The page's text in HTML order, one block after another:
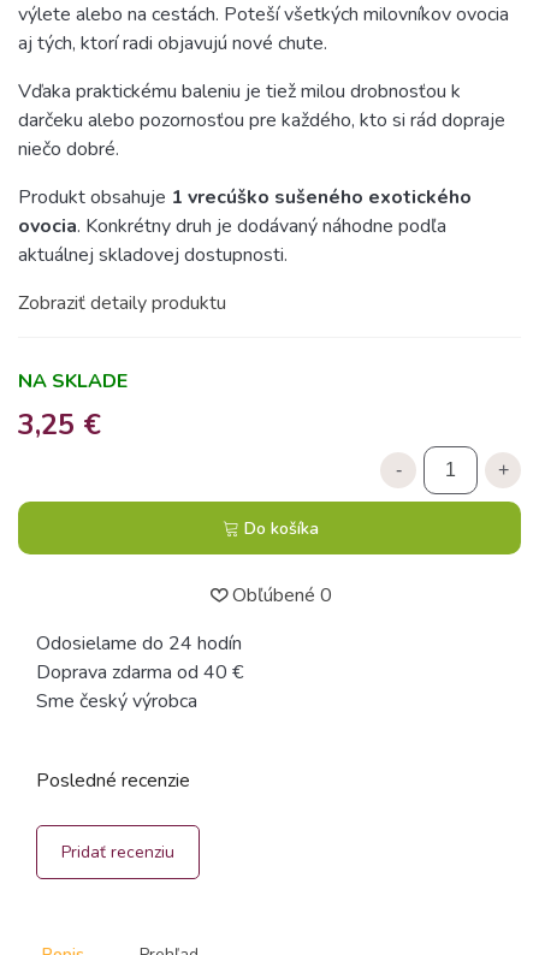
výlete alebo na cestách. Poteší všetkých milovníkov ovocia
aj tých, ktorí radi objavujú nové chute.
Vďaka praktickému baleniu je tiež milou drobnosťou k
darčeku alebo pozornosťou pre každého, kto si rád dopraje
niečo dobré.
Produkt obsahuje 1 vrecúško sušeného exotického
ovocia. Konkrétny druh je dodávaný náhodne podľa
aktuálnej skladovej dostupnosti.
Zobraziť detaily produktu
NA SKLADE
3,25 €
- +
Do košíka
Obľúbené 0
Odosielame do 24 hodín
Doprava zdarma od 40 €
Sme český výrobca
Posledné recenzie
Pridať recenziu